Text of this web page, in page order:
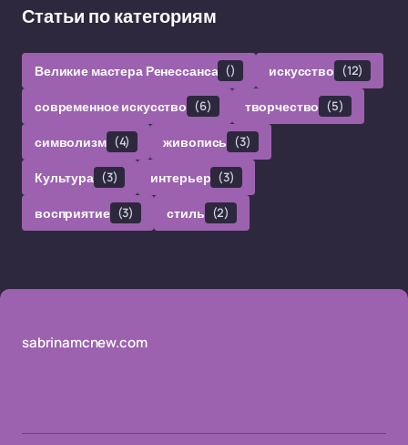
Статьи по категориям
Великие мастера Ренессанса () искусство (12)
современное искусство (6) творчество (5)
символизм (4) живопись (3)
Культура (3) интерьер (3)
восприятие (3) стиль (2)
sabrinamcnew.com